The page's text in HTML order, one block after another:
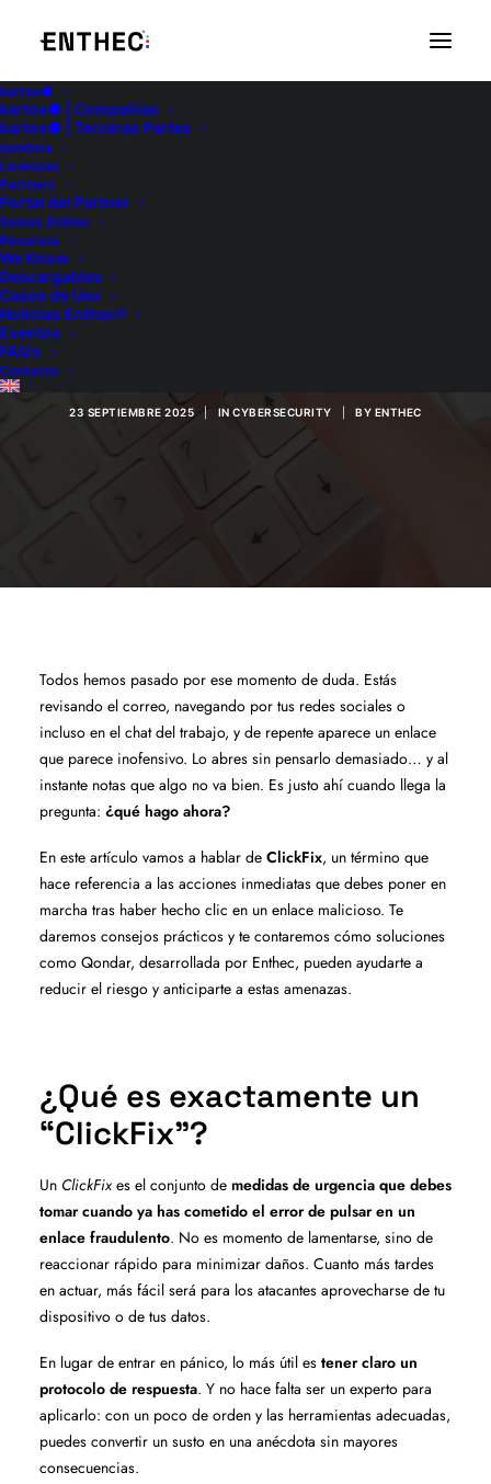
kartos●
kartos● | Compañías
kartos● | Terceras Partes
qondar▴
Licencias
Partners
Portal del Partner
Somos Enthec
Recursos
We Know
Descargables
Casos de Uso
Noticias Enthec®
Eventos
FAQ’s
Contacto
ClickFix: qué hacer si
haces clic en un
23 SEPTIEMBRE 2025 | INCYBERSECURITY BY ENTHEC
Todos hemos pasado por ese momento de duda. Estás
revisando el correo, navegando por tus redes sociales o
incluso en el chat del trabajo, y de repente aparece un enlace
que parece inofensivo. Lo abres sin pensarlo demasiado… y al
instante notas que algo no va bien. Es justo ahí cuando llega la
pregunta: ¿qué hago ahora?
En este artículo vamos a hablar de ClickFix, un término que
hace referencia a las acciones inmediatas que debes poner en
marcha tras haber hecho clic en un enlace malicioso. Te
daremos consejos prácticos y te contaremos cómo soluciones
como Qondar, desarrollada por Enthec, pueden ayudarte a
reducir el riesgo y anticiparte a estas amenazas.
¿Qué es exactamente un
“ClickFix”?
Un ClickFix es el conjunto de medidas de urgencia que debes
tomar cuando ya has cometido el error de pulsar en un
enlace fraudulento. No es momento de lamentarse, sino de
reaccionar rápido para minimizar daños. Cuanto más tardes
en actuar, más fácil será para los atacantes aprovecharse de tu
dispositivo o de tus datos.
En lugar de entrar en pánico, lo más útil es tener claro un
protocolo de respuesta. Y no hace falta ser un experto para
aplicarlo: con un poco de orden y las herramientas adecuadas,
puedes convertir un susto en una anécdota sin mayores
consecuencias.